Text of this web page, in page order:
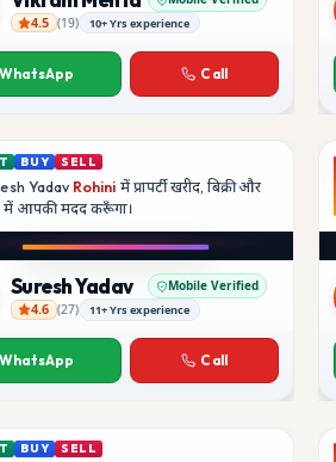
Mehta
4.5 (19) 10+ Yrs experience
WhatsApp Call
BUY SELL
Yadav Rohini में प्रापर्टी खरीद, बिक्री और
में आपकी मददकरूँगा।
Yadav
Suresh Yadav Mobile Verified
4.6 (27) 11+ Yrs experience
WhatsApp Call
BUY SELL